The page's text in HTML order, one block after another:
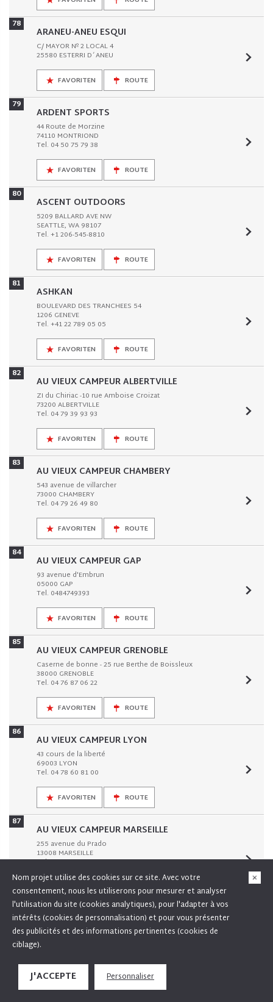
78
ARANEU-ANEU ESQUI
C/ MAYOR Nº 2 LOCAL 4
25580 ESTERRI D´ANEU
FAVORITEN ROUTE
79
ARDENT SPORTS
44 Route de Morzine
74110 MONTRIOND
Tel. 04 50 75 79 38
FAVORITEN ROUTE
80
ASCENT OUTDOORS
5209 BALLARD AVE NW
SEATTLE, WA 98107
Tel. +1 206-545-8810
FAVORITEN ROUTE
81
ASHKAN
BOULEVARD DES TRANCHEES 54
1206 GENEVE
Tel. +41 22 789 05 05
FAVORITEN ROUTE
82
AU VIEUX CAMPEUR ALBERTVILLE
ZI du Chiriac -10 rue Amboise Croizat
73200 ALBERTVILLE
Tel. 04 79 39 93 93
FAVORITEN ROUTE
83
AU VIEUX CAMPEUR CHAMBERY
543 avenue de villarcher
73000 CHAMBERY
Tel. 04 79 26 49 80
FAVORITEN ROUTE
84
AU VIEUX CAMPEUR GAP
93 avenue d'Embrun
05000 GAP
Tel. 0484749393
FAVORITEN ROUTE
85
AU VIEUX CAMPEUR GRENOBLE
Caserne de bonne - 25 rue Berthe de Boissleux
38000 GRENOBLE
Tel. 04 76 87 06 22
FAVORITEN ROUTE
86
AU VIEUX CAMPEUR LYON
43 cours de la liberté
69003 LYON
Tel. 04 78 60 81 00
FAVORITEN ROUTE
87
AU VIEUX CAMPEUR MARSEILLE
255 avenue du Prado
13008 MARSEILLE
Tel. 04 91 16 30 30
FAVORITEN ROUTE
88
AU VIEUX CAMPEUR PARIS SKI
18 RUE DES ECOLES
75005 PARIS
Tel. 01 60 11 86 66
FAVORITEN ROUTE
En poursuivant votre navigation sur ce site, vous acceptez l'utilisation de cookies pour
vous proposer des offres adaptées à vos centres d'intérêt, recueillir des données de
statistiques et permettre le partage de pages sur les réseaux sociaux.
Nom projet utilise des cookies sur ce site. Avec votre
consentement, nous les utiliserons pour mesurer et analyser
l'utilisation du site (cookies analytiques), pour l'adapter à vos
intérêts (cookies de personnalisation) et pour vous présenter
des publicités et des informations pertinentes (cookies de
ciblage).
J'ACCEPTE Personnaliser